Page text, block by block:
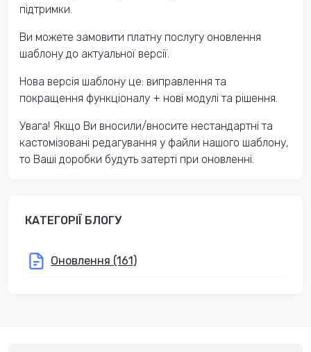
підтримки.
Ви можете замовити платну послугу оновлення
шаблону до актуальної версії.
Нова версія шаблону це: виправлення та
покращення функціоналу + нові модулі та рішення.
Увага! Якщо Ви вносили/вносите нестандартні та
кастомізовані редагування у файли нашого шаблону,
то Ваші доробки будуть затерті при оновленні.
КАТЕГОРІЇ БЛОГУ
Оновлення (161)